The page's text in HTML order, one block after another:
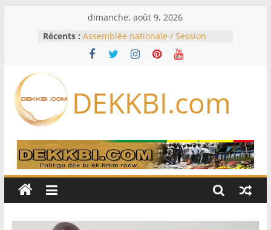
dimanche, août 9, 2026
Récents : Assemblée nationale / Session
extraordinaire: Six commissions
d’enquête à l’ordre du jour ce lundi
Bénin: Patrice Talon élu président
du Sénat, moins de trois mois
Pakistan et la Turquie signent un
accord de défense
RD Congo: Kinshasa interdit les
exportations de cuivre et de cobalt
production
DEKKBI.com